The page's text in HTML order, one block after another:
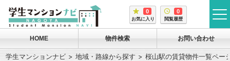
0
お気に入り
0
閲覧履歴
HOME 物件検索 お問い合わせ
学生マンションナビ 地域・路線から探す 桜山駅の賃貸物件一覧ペー